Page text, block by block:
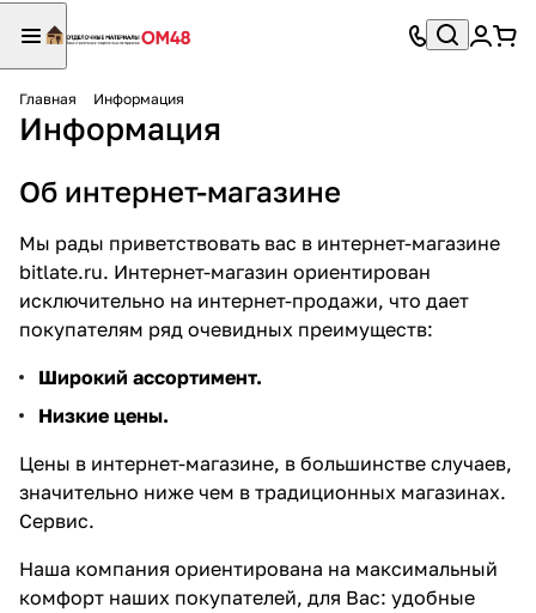
Главная Информация
Информация
Об интернет-магазине
Мы рады приветствовать вас в интернет-магазине
bitlate.ru. Интернет-магазин ориентирован
исключительно на интернет-продажи, что дает
покупателям ряд очевидных преимуществ:
Широкий ассортимент.
Низкие цены.
Цены в интернет-магазине, в большинстве случаев,
значительно ниже чем в традиционных магазинах.
Сервис.
Наша компания ориентирована на максимальный
комфорт наших покупателей, для Вас: удобные